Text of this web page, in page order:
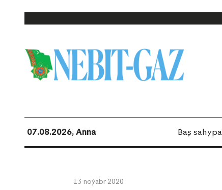
07.08.2026, Anna Baş sahypa
13 noýabr 2020